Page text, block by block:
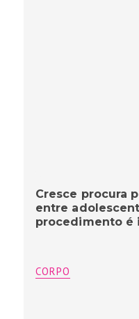
Cresce procura
entre
procedimento é
CORPO